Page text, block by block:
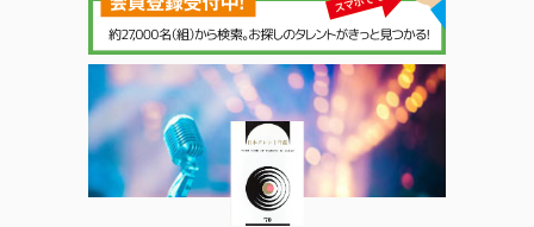
日本タレント名鑑